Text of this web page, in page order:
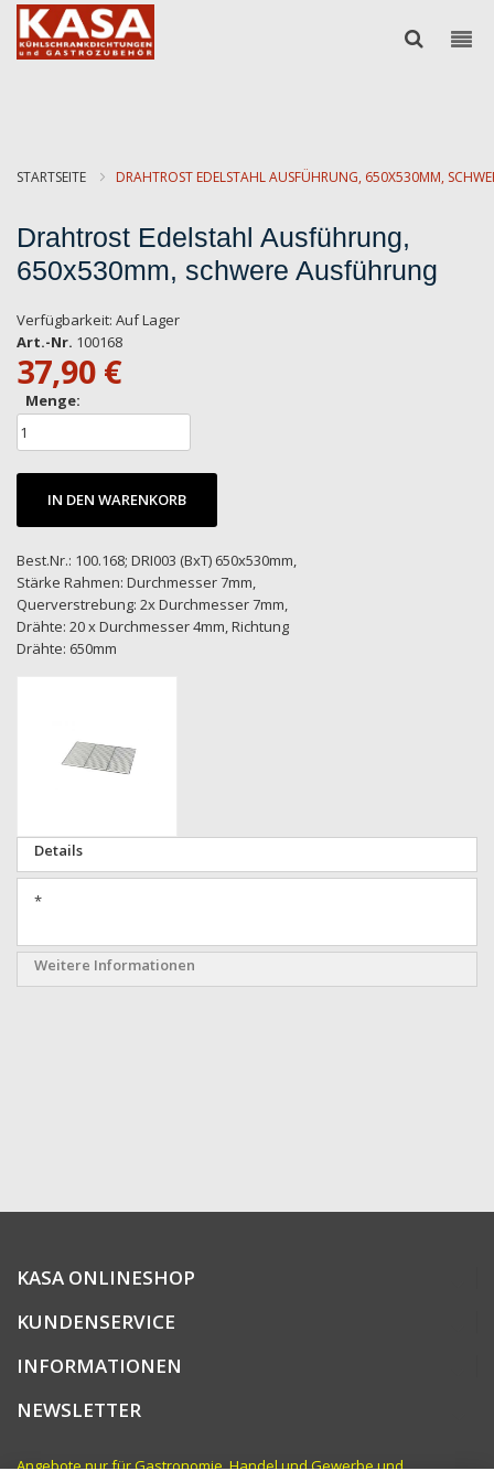
STARTSEITE DRAHTROST EDELSTAHL AUSFÜHRUNG, 650X530MM,
Drahtrost Edelstahl Ausführung,
650x530mm, schwere Ausführung
Verfügbarkeit: Auf Lager
Art.-Nr. 100168
37,90 €
Menge:
IN DEN WARENKORB
Best.Nr.: 100.168; DRI003 (BxT) 650x530mm,
Stärke Rahmen: Durchmesser 7mm,
Querverstrebung: 2x Durchmesser 7mm,
Drähte: 20 x Durchmesser 4mm, Richtung
Drähte: 650mm
Bildgalerie
Zum
Anfang
der
Details
*
Weitere Informationen
KASA ONLINESHOP
KUNDENSERVICE
INFORMATIONEN
NEWSLETTER
Angebote nur für Gastronomie, Handel und Gewerbe und